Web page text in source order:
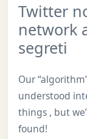
Twitter
network
segreti
Our
understood
things , but
found!